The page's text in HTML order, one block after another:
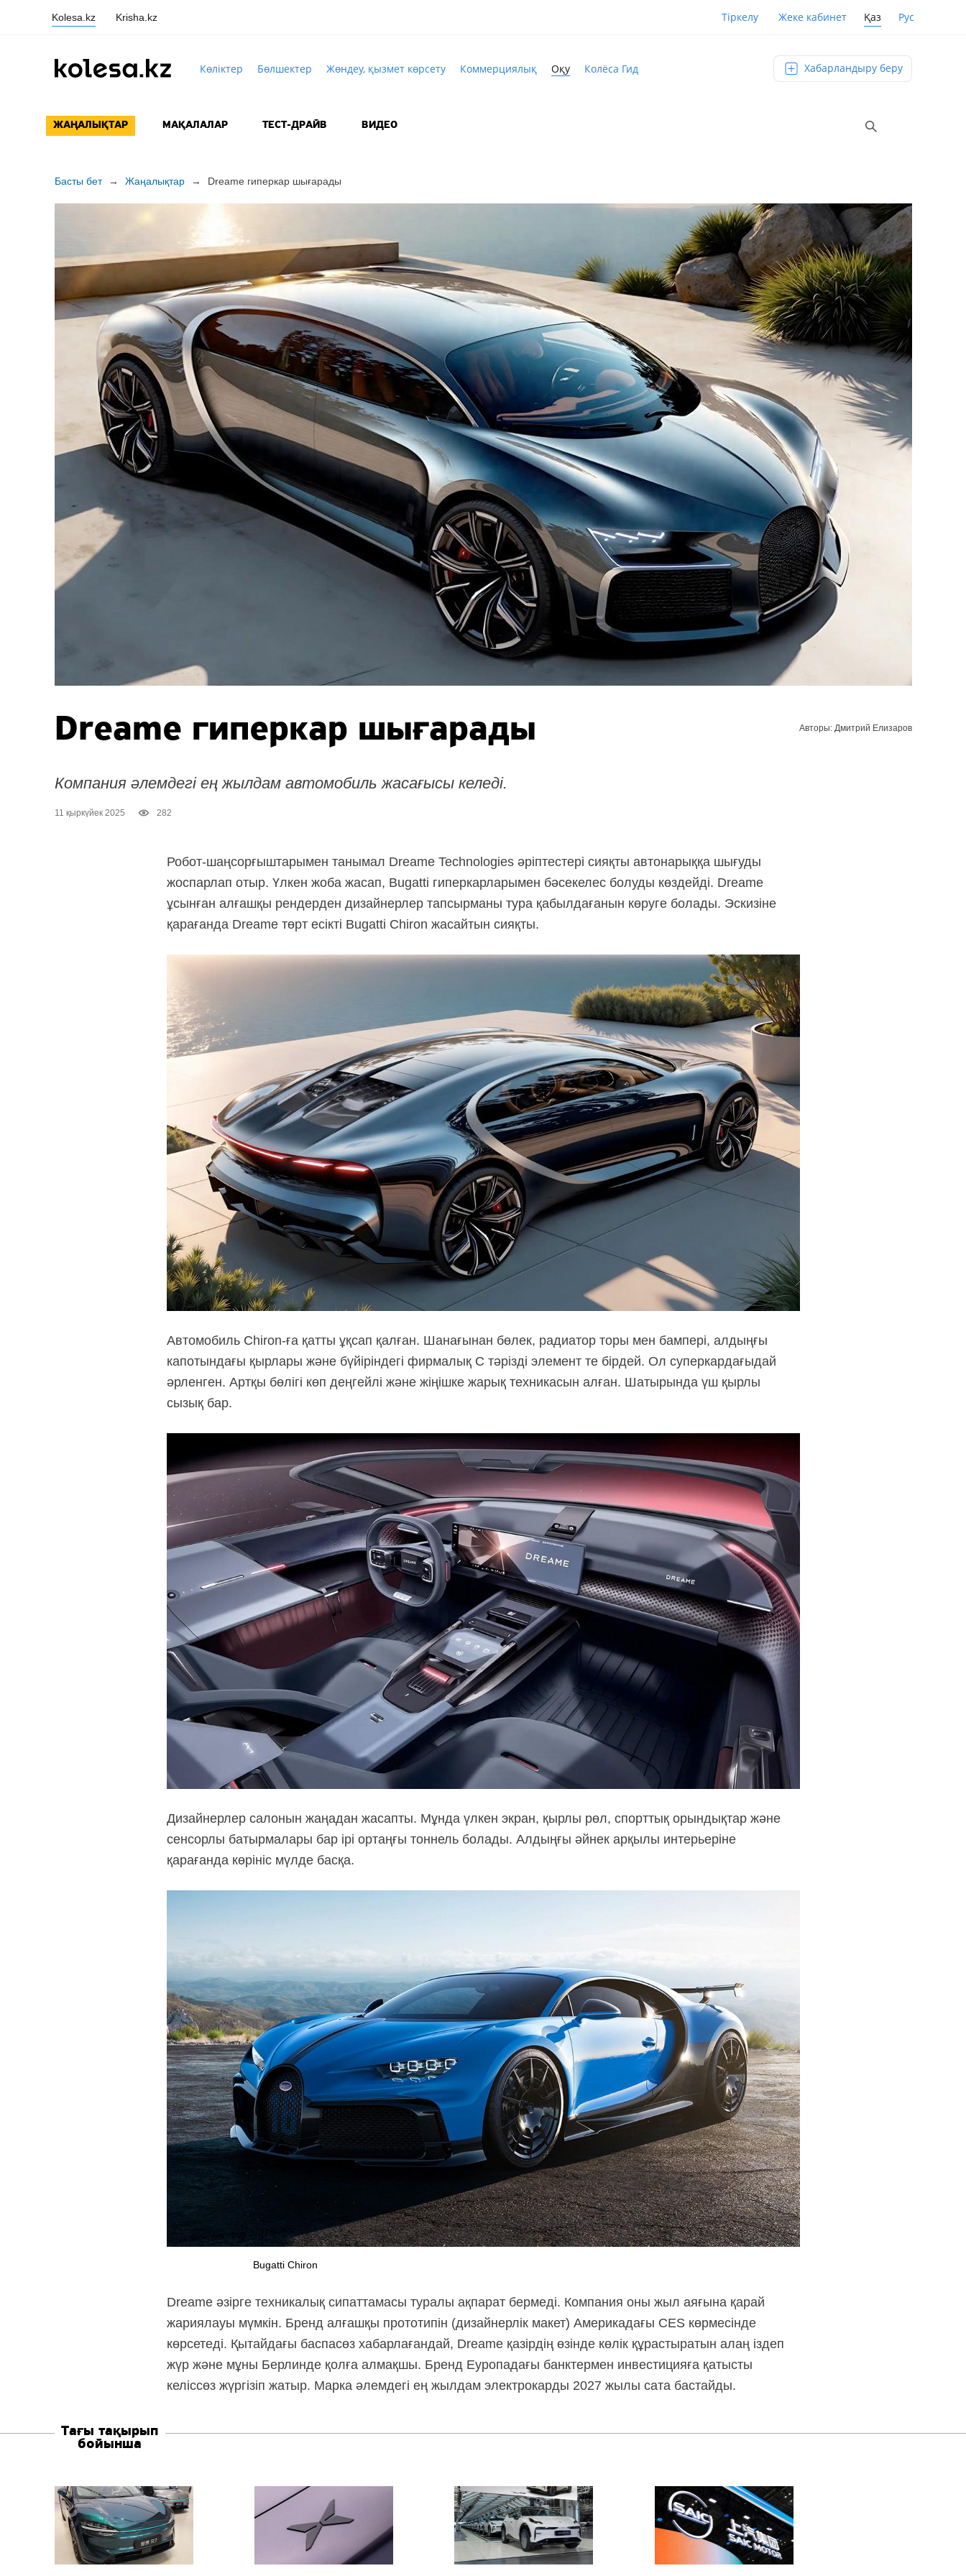
Kolesa.kz Krisha.kz Тіркелу Жеке кабинет Қаз Рус
Көліктер Бөлшектер Жөндеу, қызмет көрсету Коммерциялық Оқу Колёса Гид Хабарландыру беру
ЖАҢАЛЫҚТАР МАҚАЛАЛАР ТЕСТ-ДРАЙВ ВИДЕО
Басты бет → Жаңалықтар → Dreame гиперкар шығарады
Dreame гиперкар шығарады
Компания әлемдегі ең жылдам автомобиль жасағысы келеді.
11 қыркүйек 2025 282
Авторы: Дмитрий Елизаров
Робот-шаңсорғыштарымен танымал Dreame Technologies әріптестері сияқты автонарыққа шығуды
жоспарлап отыр. Үлкен жоба жасап, Bugatti гиперкарларымен бәсекелес болуды көздейді. Dreame
ұсынған алғашқы рендерден дизайнерлер тапсырманы тура қабылдағанын көруге болады. Эскизіне
қарағанда Dreame төрт есікті Bugatti Chiron жасайтын сияқты.
Автомобиль Chiron-ға қатты ұқсап қалған. Шанағынан бөлек, радиатор торы мен бампері, алдыңғы
капотындағы қырлары және бүйіріндегі фирмалық С тәрізді элемент те бірдей. Ол суперкардағыдай
әрленген. Артқы бөлігі көп деңгейлі және жіңішке жарық техникасын алған. Шатырында үш қырлы
сызық бар.
Дизайнерлер салонын жаңадан жасапты. Мұнда үлкен экран, қырлы рөл, спорттық орындықтар және
сенсорлы батырмалары бар ірі ортаңғы тоннель болады. Алдыңғы әйнек арқылы интерьеріне
қарағанда көрініс мүлде басқа.
Bugatti Chiron
Dreame әзірге техникалық сипаттамасы туралы ақпарат бермеді. Компания оны жыл аяғына қарай
жариялауы мүмкін. Бренд алғашқы прототипін (дизайнерлік макет) Америкадағы CES көрмесінде
көрсетеді. Қытайдағы баспасөз хабарлағандай, Dreame қазірдің өзінде көлік құрастыратын алаң іздеп
жүр және мұны Берлинде қолға алмақшы. Бренд Еуропадағы банктермен инвестицияға қатысты
келіссөз жүргізіп жатыр. Марка әлемдегі ең жылдам электрокарды 2027 жылы сата бастайды.
Тағы тақырып
бойынша